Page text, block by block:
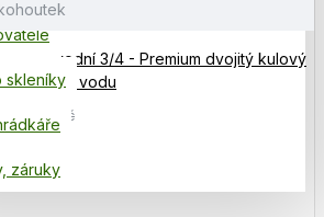
skleníky
záruky
vodovodní 3/4 - Premium dvojitý kulový
sud na vodu
475,00 Kč